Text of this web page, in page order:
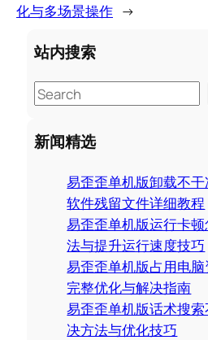
化与多场景操作 →
站内搜索
S
e
a
r
新闻精选
易歪歪单机版卸载不
软件残留文件详细教程
易歪歪单机版运行卡
法与提升运行速度技巧
易歪歪单机版占用电
完整优化与解决指南
易歪歪单机版话术搜
决方法与优化技巧